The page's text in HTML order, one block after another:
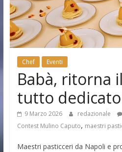
Chef Eventi
Babà, ritorna
tutto
9 Marzo 2026 redazionale
Contest Mulino Caputo, maestri
Maestri pasticceri da Napoli e